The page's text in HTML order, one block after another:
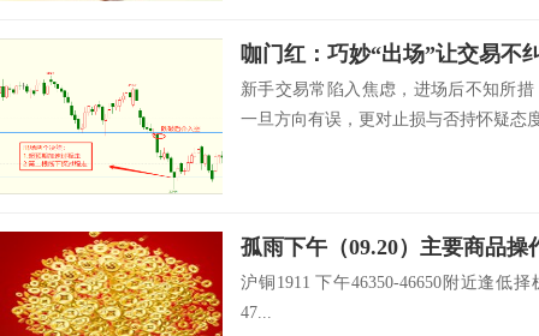
咖门红：巧妙“出场”让交易不
新手交易常陷入焦虑，进场后不知所
一旦方向有误，更对止损与否持怀疑态
孤雨下午（09.20）主要商品操
沪铜1911 下午46350-46650附近逢低
47...